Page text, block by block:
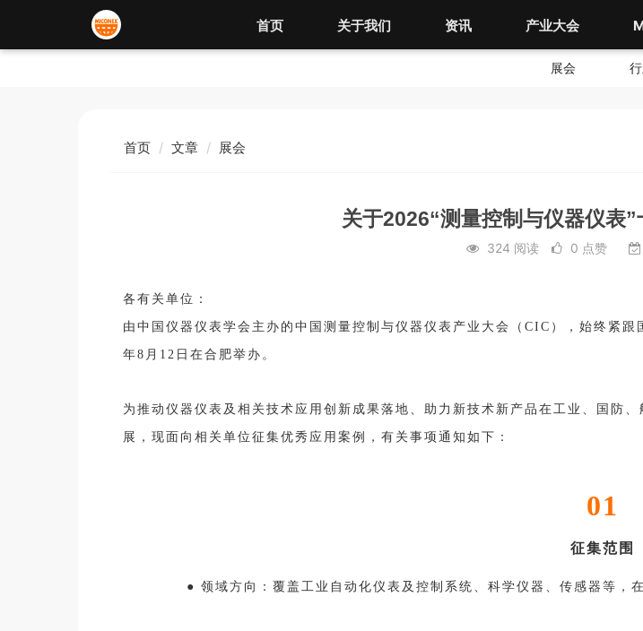
首页 关于我们 资讯 产业大会
展会
首页 文章 展会
关于2026“测量控制与仪器仪表
324 阅读 0 点赞
各有关单位：
由中国仪器仪表学会主办的中国测量控制与仪器仪表产业大会（CIC），始终紧
年8月12日在合肥举办。
为推动仪器仪表及相关技术应用创新成果落地、助力新技术新产品在工业、国防
展，现面向相关单位征集优秀应用案例，有关事项通知如下：
01
征集范围
● 领域方向：覆盖工业自动化仪表及控制系统、科学仪器、传感器等，